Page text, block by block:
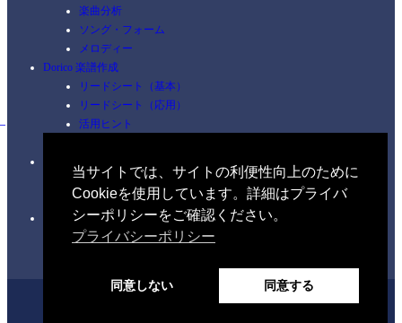
楽曲分析
ソング・フォーム
メロディー
Dorico 楽譜作成
リードシート（基本）
リードシート（応用）
活用ヒント
コードを覚える
練習
イヤートレーニング
聴音（初級編）
Home ProfileDiscography BlogContactPrivacy Policy
当サイトでは、サイトの利便性向上のために
Cookieを使用しています。詳細はプライバ
シーポリシーをご確認ください。
プライバシーポリシー
同意しない 同意する